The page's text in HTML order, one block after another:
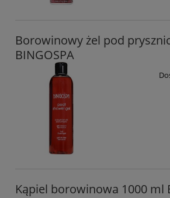
Borowinowy żel pod
BINGOSPA
Kąpiel borowinowa 1000 ml